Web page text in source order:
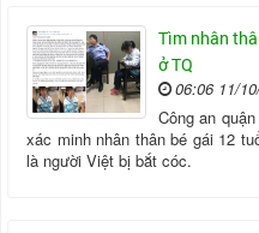
Tìm nhân
ở TQ
06:06 11/
Công an
xác minh nhân thân bé gái 12
là người Việt bị bắt cóc.